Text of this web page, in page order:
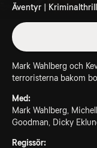
Äventyr |
Mark Wahlberg och
terroristerna bakom
Med:
Mark Wahlberg,
Goodman, Dicky
Regissör: